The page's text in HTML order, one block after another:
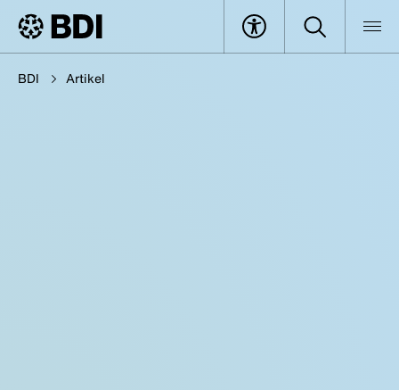
BDI Artikel